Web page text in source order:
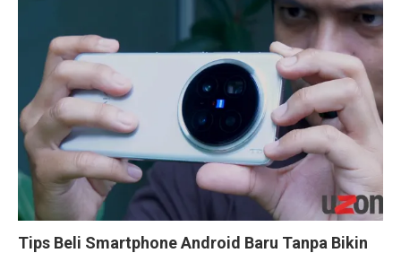
Tips Beli Smartphone Android Baru Tanpa Bikin